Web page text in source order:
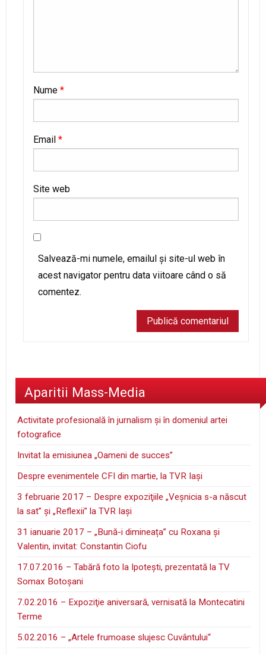
Nume *
Email *
Site web
Salvează-mi numele, emailul și site-ul web în
acest navigator pentru data viitoare când o să
comentez.
Aparitii Mass-Media
Activitate profesională în jurnalism şi în domeniul artei
fotografice
Invitat la emisiunea „Oameni de succes”
Despre evenimentele CFI din martie, la TVR Iaşi
3 februarie 2017 – Despre expoziţiile „Veşnicia s-a născut
la sat” şi „Reflexii” la TVR Iaşi
31 ianuarie 2017 – „Bună-i dimineața” cu Roxana și
Valentin, invitat: Constantin Ciofu
17.07.2016 – Tabără foto la Ipoteşti, prezentată la TV
Somax Botoşani
7.02.2016 – Expoziţie aniversară, vernisată la Montecatini
Terme
5.02.2016 – „Artele frumoase slujesc Cuvântului“